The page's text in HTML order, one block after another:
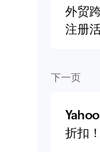
外贸
注册
下一页
折扣